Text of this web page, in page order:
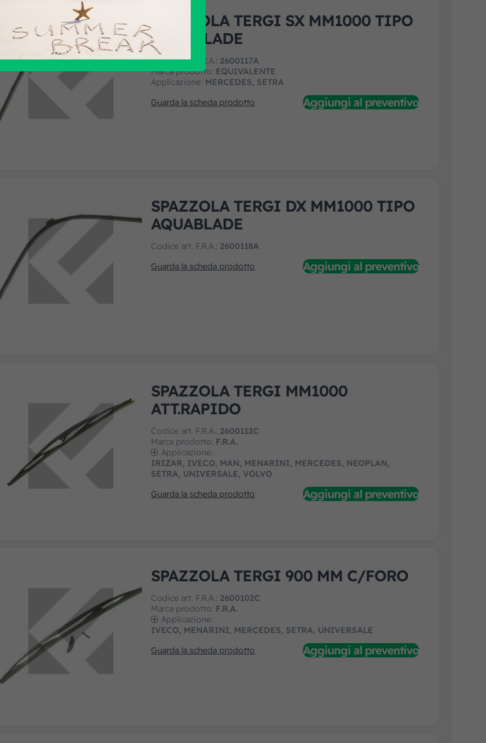
SPAZZOLA TERGI SX MM1000 TIPO
AQUABLADE
Codice art. F.R.A.: 2600117A
Marca prodotto: EQUIVALENTE
Applicazione: MERCEDES, SETRA
Guarda la scheda prodotto
Aggiungi al preventivo
SPAZZOLA TERGI DX MM1000 TIPO
AQUABLADE
Codice art. F.R.A.: 2600118A
Guarda la scheda prodotto
Aggiungi al preventivo
SPAZZOLA TERGI MM1000
ATT.RAPIDO
Codice art. F.R.A.: 2600112C
Marca prodotto: F.R.A.
Applicazione:
IRIZAR, IVECO, MAN, MENARINI, MERCEDES, NEOPLAN,
SETRA, UNIVERSALE, VOLVO
Guarda la scheda prodotto
Aggiungi al preventivo
SPAZZOLA TERGI 900 MM C/FORO
Codice art. F.R.A.: 2600102C
Marca prodotto: F.R.A.
Applicazione:
IVECO, MENARINI, MERCEDES, SETRA, UNIVERSALE
Guarda la scheda prodotto
Aggiungi al preventivo